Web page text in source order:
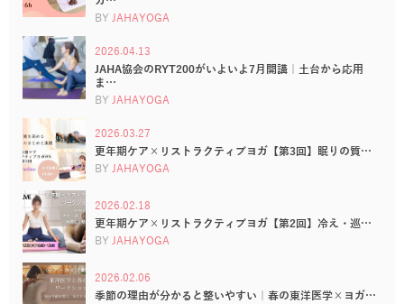
BY JAHAYOGA
2026.04.13
JAHA協会のRYT200がいよいよ7月開講｜土台から応用
ま…
BY JAHAYOGA
2026.03.27
更年期ケア×リストラクティブヨガ【第3回】眠りの質…
BY JAHAYOGA
2026.02.18
更年期ケア×リストラクティブヨガ【第2回】冷え・巡…
BY JAHAYOGA
2026.02.06
季節の理由が分かると整いやすい｜春の東洋医学×ヨガ…